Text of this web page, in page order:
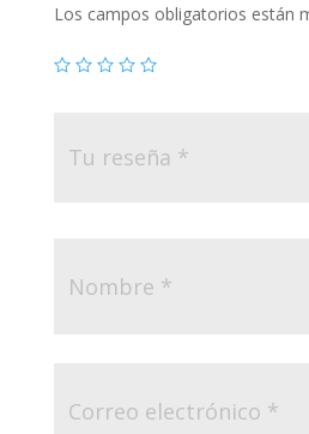
Los campos obligatorios están